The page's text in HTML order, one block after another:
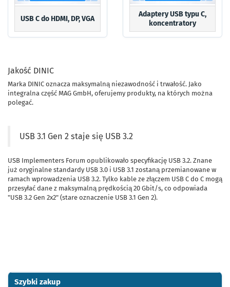
USB C do HDMI, DP, VGA
Adaptery USB typu C,
koncentratory
Jakość DINIC
Marka DINIC oznacza maksymalną niezawodność i trwałość. Jako
integralna część MAG GmbH, oferujemy produkty, na których można
polegać.
USB 3.1 Gen 2 staje się USB 3.2
USB Implementers Forum opublikowało specyfikację USB 3.2. Znane
już oryginalne standardy USB 3.0 i USB 3.1 zostaną przemianowane w
ramach wprowadzenia USB 3.2. Tylko kable ze złączem USB C do C mogą
przesyłać dane z maksymalną prędkością 20 Gbit/s, co odpowiada
"USB 3.2 Gen 2x2" (stare oznaczenie USB 3.1 Gen 2).
Szybki zakup